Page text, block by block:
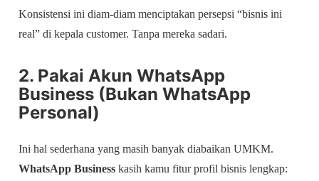
Konsistensi ini diam-diam menciptakan persepsi “bisnis ini
real” di kepala customer. Tanpa mereka sadari.
2. Pakai Akun WhatsApp
Business (Bukan WhatsApp
Personal)
Ini hal sederhana yang masih banyak diabaikan UMKM.
WhatsApp Business kasih kamu fitur profil bisnis lengkap: